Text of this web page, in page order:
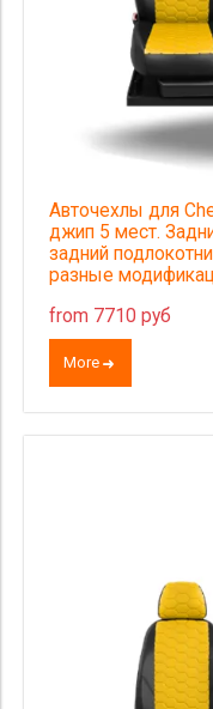
Авточехлы для
джип 5 мест.
задний
разные
from 7710 руб
More